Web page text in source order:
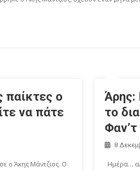
παίκτες ο
να πάτε
ο Άκης Μάντζιος. Ο
Άρης:
το
Φαν’τ
8
Ημέρα…